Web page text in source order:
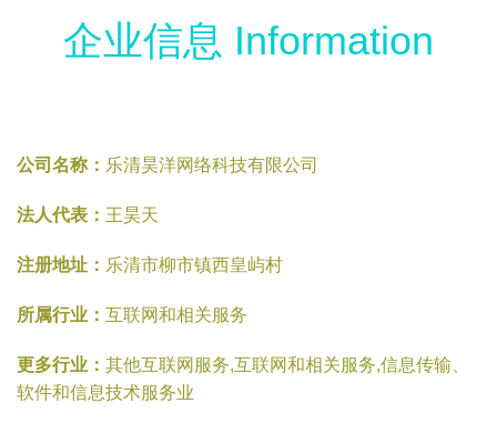
企业信息 Information
公司名称： 乐清昊洋网络科技有限公司
法人代表： 王昊天
注册地址： 乐清市柳市镇西皇屿村
所属行业： 互联网和相关服务
更多行业： 其他互联网服务,互联网和相关服务,信息传输、
软件和信息技术服务业